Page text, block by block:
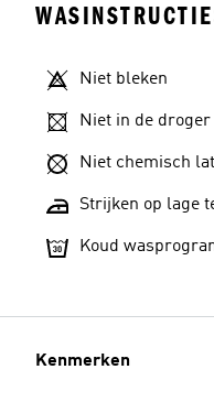
Niet bleken
Niet in de droger
Niet chemisch
Strijken op lage
Koud
Kenmerken